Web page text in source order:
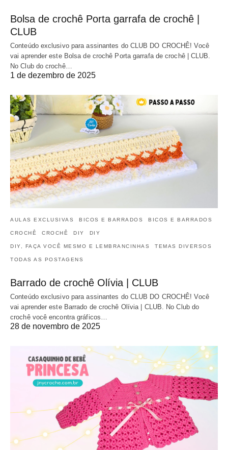
Bolsa de crochê Porta garrafa de crochê |
CLUB
Conteúdo exclusivo para assinantes do CLUB DO CROCHÊ! Você
vai aprender este Bolsa de crochê Porta garrafa de crochê | CLUB.
No Club do crochê…
1 de dezembro de 2025
AULAS EXCLUSIVAS BICOS E BARRADOS BICOS E BARRADOS
CROCHÊ CROCHÊ DIY DIY
DIY, FAÇA VOCÊ MESMO E LEMBRANCINHAS TEMAS DIVERSOS
TODAS AS POSTAGENS
Barrado de crochê Olívia | CLUB
Conteúdo exclusivo para assinantes do CLUB DO CROCHÊ! Você
vai aprender este Barrado de crochê Olívia | CLUB. No Club do
crochê você encontra gráficos…
28 de novembro de 2025